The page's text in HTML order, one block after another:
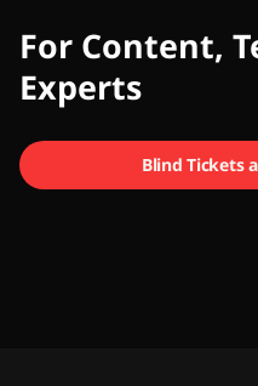
CMCX
For Content,
Experts
Blind Tickets